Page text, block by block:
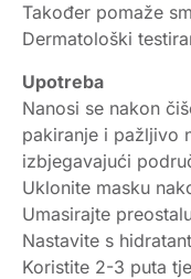
Također pomaže
Dermatološki
Upotreba
Nanosi se nakon
pakiranje i pažljivo
izbjegavajući
Uklonite masku
Umasirajte
Nastavite s
Koristite 2-3 puta